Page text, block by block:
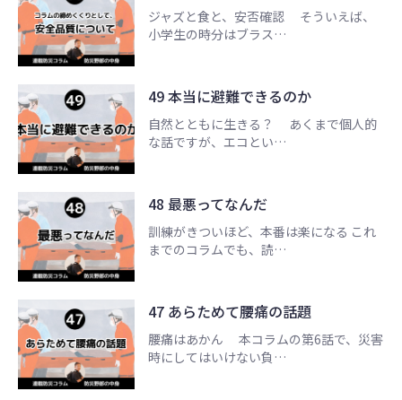
ジャズと食と、安否確認 そういえば、
小学生の時分はブラス…
49 本当に避難できるのか
自然とともに生きる？ あくまで個人的
な話ですが、エコとい…
48 最悪ってなんだ
訓練がきついほど、本番は楽になる これ
までのコラムでも、読…
47 あらためて腰痛の話題
腰痛はあかん 本コラムの第6話で、災害
時にしてはいけない負…